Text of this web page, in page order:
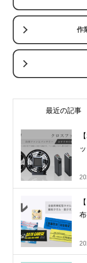
作
最近の記事